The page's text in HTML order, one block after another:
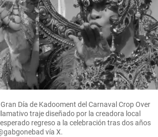
Día de Kadooment del Carnaval Crop Over
traje diseñado por la creadora local
regreso a la celebración tras dos años
vía X.